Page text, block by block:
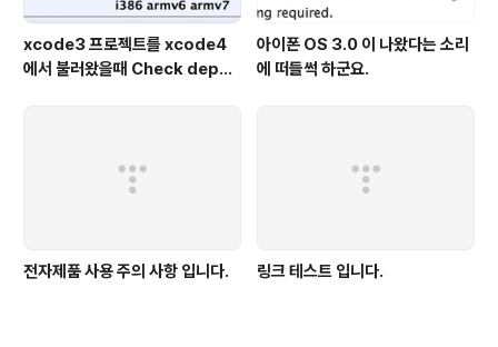
xcode3 프로젝트를 xcode4
에서 불러왔을때 Check depen
아이폰 OS 3.0 이 나왔다는 소리
에 떠들썩 하군요.
전자제품 사용 주의 사항 입니다. 링크 테스트 입니다.